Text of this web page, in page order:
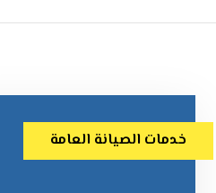
خدمات الصيانة العامة